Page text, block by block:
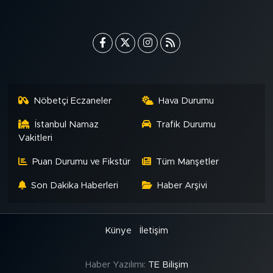
Nöbetçi Eczaneler Hava Durumu
İstanbul Namaz
Vakitleri
Trafik Durumu
Puan Durumu ve Fikstür Tüm Manşetler
Son Dakika Haberleri Haber Arşivi
Künye İletişim
Haber Yazılımı: TE Bilişim
FOTO GALERİ
ALINTI YAZARLAR
SOSYAL MEDYA